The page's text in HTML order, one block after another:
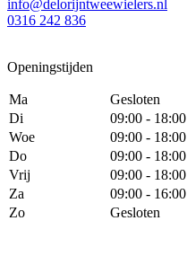
info@delorijntweewielers.nl
0316 242 836
Openingstijden
Ma
Gesloten
Di
09:00 - 18:00
Woe
09:00 - 18:00
Do
09:00 - 18:00
Vrij
09:00 - 18:00
Za
09:00 - 16:00
Zo
Gesloten